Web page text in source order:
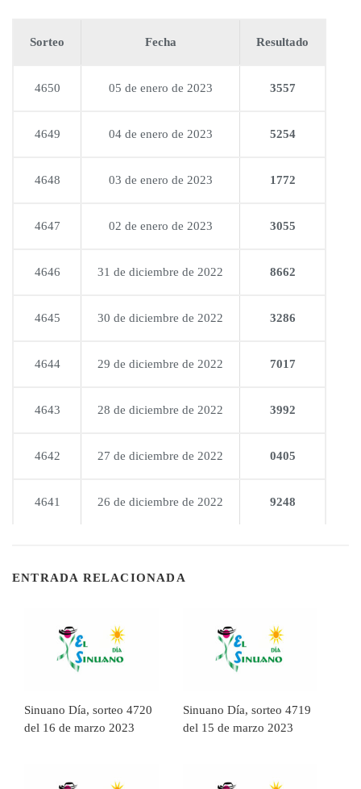
Sorteo Fecha Resultado
4650 05 de enero de 2023 3557
4649 04 de enero de 2023 5254
4648 03 de enero de 2023 1772
4647 02 de enero de 2023 3055
4646 31 de diciembre de 2022 8662
4645 30 de diciembre de 2022 3286
4644 29 de diciembre de 2022 7017
4643 28 de diciembre de 2022 3992
4642 27 de diciembre de 2022 0405
4641 26 de diciembre de 2022 9248
ENTRADA RELACIONADA
Sinuano Día, sorteo 4720
del 16 de marzo 2023
Sinuano Día, sorteo 4719
del 15 de marzo 2023